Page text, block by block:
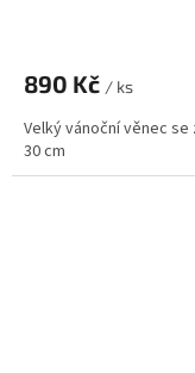
890 Kč / ks
Velký vánoční věnec
30 cm